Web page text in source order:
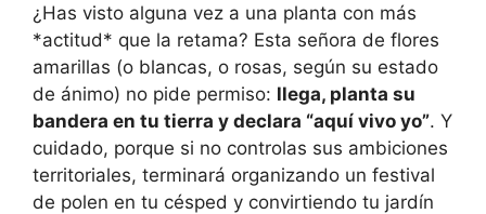
¿Has visto alguna vez a una planta con más
*actitud* que la retama? Esta señora de flores
amarillas (o blancas, o rosas, según su estado
de ánimo) no pide permiso: llega, planta su
bandera en tu tierra y declara “aquí vivo yo”. Y
cuidado, porque si no controlas sus ambiciones
territoriales, terminará organizando un festival
de polen en tu césped y convirtiendo tu jardín